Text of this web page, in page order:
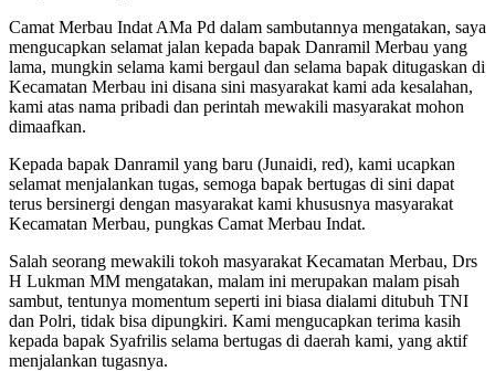
Camat Merbau Indat AMa Pd dalam sambutannya mengatakan, saya
mengucapkan selamat jalan kepada bapak Danramil Merbau yang
lama, mungkin selama kami bergaul dan selama bapak ditugaskan di
Kecamatan Merbau ini disana sini masyarakat kami ada kesalahan,
kami atas nama pribadi dan perintah mewakili masyarakat mohon
dimaafkan.
Kepada bapak Danramil yang baru (Junaidi, red), kami ucapkan
selamat menjalankan tugas, semoga bapak bertugas di sini dapat
terus bersinergi dengan masyarakat kami khususnya masyarakat
Kecamatan Merbau, pungkas Camat Merbau Indat.
Salah seorang mewakili tokoh masyarakat Kecamatan Merbau, Drs
H Lukman MM mengatakan, malam ini merupakan malam pisah
sambut, tentunya momentum seperti ini biasa dialami ditubuh TNI
dan Polri, tidak bisa dipungkiri. Kami mengucapkan terima kasih
kepada bapak Syafrilis selama bertugas di daerah kami, yang aktif
menjalankan tugasnya.